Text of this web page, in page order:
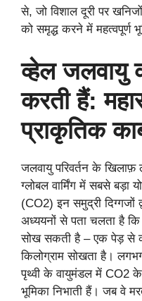
से, जो विशाल दूरी पर
को समृद्ध करने में महत्वपूर्ण
व्हेल जलवायु
करती हैं:
प्राकृतिक
जलवायु परिवर्तन के खिलाफ़
ग्लोबल वार्मिंग में सबसे बड़ा
(CO2) इन समुद्री दिग्गजों
अध्ययनों से पता चलता है
सोख सकती है – एक पेड़ से
किलोग्राम सोखता है।
पृथ्वी के वायुमंडल में CO2
भूमिका निभाती हैं। जब वे